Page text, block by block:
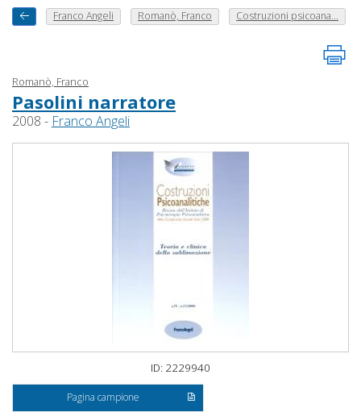
Franco Angeli Romanò, Franco Costruzioni psicoana...
Romanò, Franco
Pasolini narratore
2008 - Franco Angeli
ID: 2229940
Pagina campione